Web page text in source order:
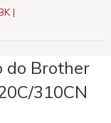
|
do Brother
310CN